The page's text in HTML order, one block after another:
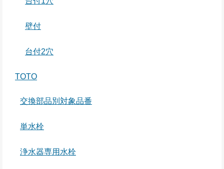
壁付
台付2穴
TOTO
交換部品別対象品番
単水栓
浄水器専用水栓